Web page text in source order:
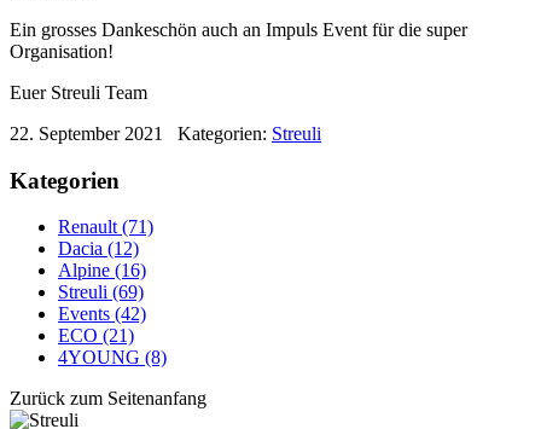
Ein grosses Dankeschön auch an Impuls Event für die super
Organisation!
Euer Streuli Team
22. September 2021
Kategorien: Streuli
Kategorien
Renault (71)
Dacia (12)
Alpine (16)
Streuli (69)
Events (42)
ECO (21)
4YOUNG (8)
Zurück zum Seitenanfang